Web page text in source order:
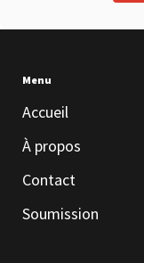
Menu
Accueil
À propos
Contact
Soumission